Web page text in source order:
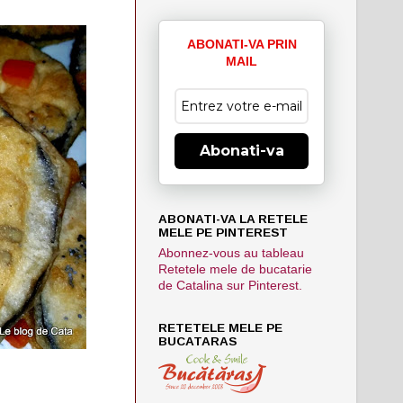
ABONATI-VA PRIN
MAIL
Abonati-va
ABONATI-VA LA RETELE
MELE PE PINTEREST
Abonnez-vous au tableau
Retetele mele de bucatarie
de Catalina sur Pinterest.
RETETELE MELE PE
BUCATARAS